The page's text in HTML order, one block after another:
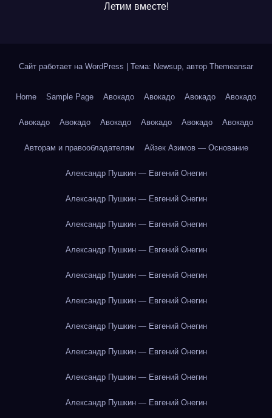
Летим вместе!
Сайт работает на WordPress Тема: Newsup, автор Themeansar
Home Sample Page Авокадо Авокадо Авокадо Авокадо
Авокадо Авокадо Авокадо Авокадо Авокадо Авокадо
Авторам и правообладателям Айзек Азимов — Основание
Александр Пушкин — Евгений Онегин
Александр Пушкин — Евгений Онегин
Александр Пушкин — Евгений Онегин
Александр Пушкин — Евгений Онегин
Александр Пушкин — Евгений Онегин
Александр Пушкин — Евгений Онегин
Александр Пушкин — Евгений Онегин
Александр Пушкин — Евгений Онегин
Александр Пушкин — Евгений Онегин
Александр Пушкин — Евгений Онегин